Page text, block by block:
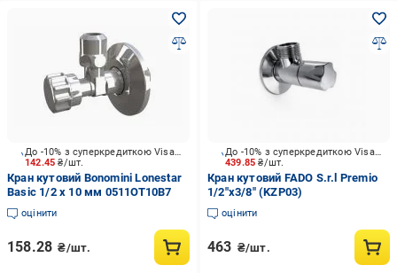
142.45₴/шт.
До -10% з суперкредиткою Visa Вигода
Кран кутовий Bonomini Lonestar
Basic 1/2 x 10 мм 0511OT10B7
оцінити
158.28 ₴/шт.
439.85₴/шт.
До -10% з суперкредиткою Visa Вигода
Кран кутовий FADO S.r.l Premio
1/2"x3/8" (KZP03)
оцінити
463 ₴/шт.